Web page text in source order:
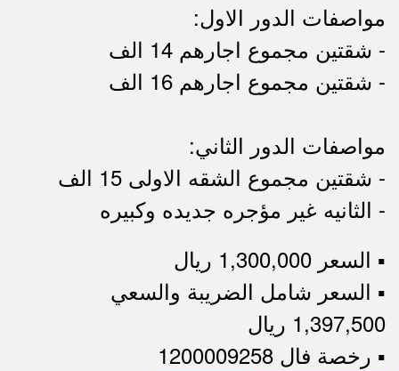
مواصفات الدور الاول:
- شقتين مجموع اجارهم 14 الف
- شقتين مجموع اجارهم 16 الف
مواصفات الدور الثاني:
- شقتين مجموع الشقه الاولى 15 الف
- الثانيه غير مؤجره جديده وكبيره
▪︎ السعر 1,300,000 ريال
▪︎ السعر شامل الضريبة والسعي
1,397,500 ريال
▪︎ رخصة فال 1200009258